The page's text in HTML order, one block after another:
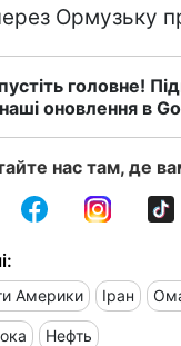
Ормузьку
головне!
наші оновлення в
нас там, де
Америки Іран
Нефть